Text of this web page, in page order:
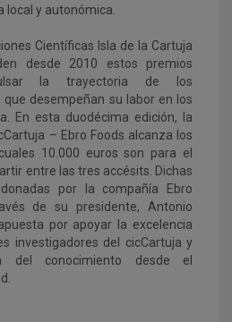
local y autonómica.
Científicas Isla de la Cartuja
desde 2010 estos premios
la trayectoria de los
desempeñan su labor en los
En esta duodécima edición, la
– Ebro Foods alcanza los
10.000 euros son para el
entre las tres accésits. Dichas
por la compañía Ebro
de su presidente, Antonio
por apoyar la excelencia
investigadores del cicCartuja y
del conocimiento desde el